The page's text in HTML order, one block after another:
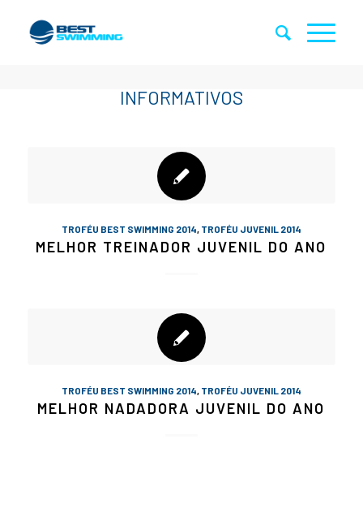
TROFÉU BEST SWIMMING 2014, TROFÉU JUVENIL 2014
MELHOR TREINADOR JUVENIL DO ANO
TROFÉU BEST SWIMMING 2014, TROFÉU JUVENIL 2014
MELHOR NADADORA JUVENIL DO ANO